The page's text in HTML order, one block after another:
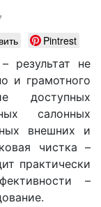
Pintrest
результат не
и грамотного
доступных
салонных
внешних и
чистка –
практически
–